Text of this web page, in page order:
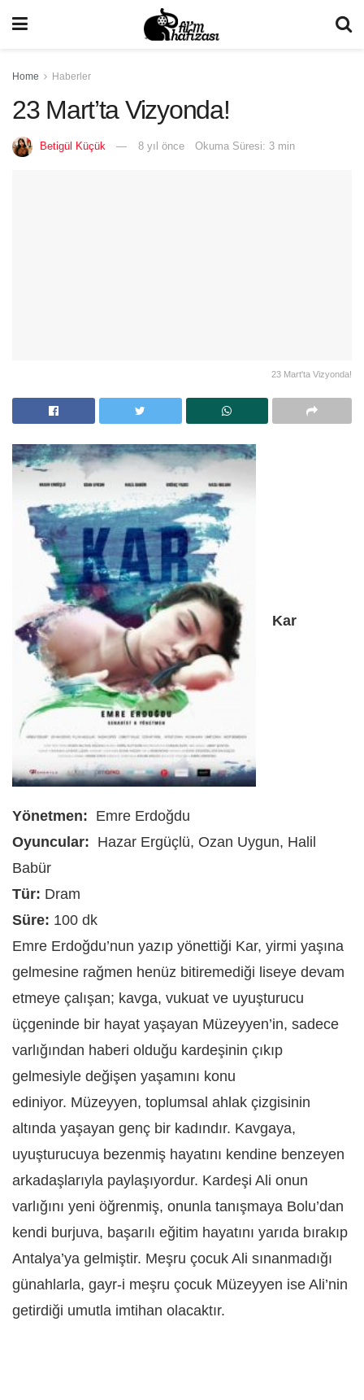
Home Haberler
23 Mart’ta Vizyonda!
Betigül Küçük 8 yıl önce Okuma Süresi: 3 min
23 Mart'ta Vizyonda!
Kar
Yönetmen: Emre Erdoğdu
Oyuncular: Hazar Ergüçlü, Ozan Uygun, Halil
Babür
Tür: Dram
Süre: 100 dk
Emre Erdoğdu’nun yazıp yönettiği Kar, yirmi yaşına
gelmesine rağmen henüz bitiremediği liseye devam
etmeye çalışan; kavga, vukuat ve uyuşturucu
üçgeninde bir hayat yaşayan Müzeyyen’in, sadece
varlığından haberi olduğu kardeşinin çıkıp
gelmesiyle değişen yaşamını konu
ediniyor. Müzeyyen, toplumsal ahlak çizgisinin
altında yaşayan genç bir kadındır. Kavgaya,
uyuşturucuya bezenmiş hayatını kendine benzeyen
arkadaşlarıyla paylaşıyordur. Kardeşi Ali onun
varlığını yeni öğrenmiş, onunla tanışmaya Bolu’dan
kendi burjuva, başarılı eğitim hayatını yarıda bırakıp
Antalya’ya gelmiştir. Meşru çocuk Ali sınanmadığı
günahlarla, gayr-i meşru çocuk Müzeyyen ise Ali’nin
getirdiği umutla imtihan olacaktır.